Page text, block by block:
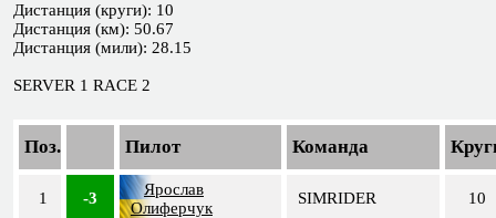
Дистанция (круги): 10
Дистанция (км): 50.67
Дистанция (мили): 28.15
SERVER 1 RACE 2
Поз. Пилот Команда
1 -3
Ярослав
Олиферчук
SIMRIDER 10